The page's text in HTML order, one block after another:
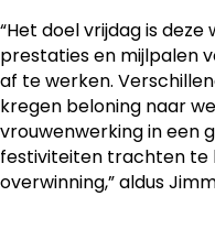
“Het doel vrijdag is
prestaties en mijlpalen
af te werken.
kregen beloning naar
vrouwenwerking in een
festiviteiten trachten
overwinning,” aldus